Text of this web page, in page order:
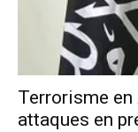
Terrorisme en
attaques en